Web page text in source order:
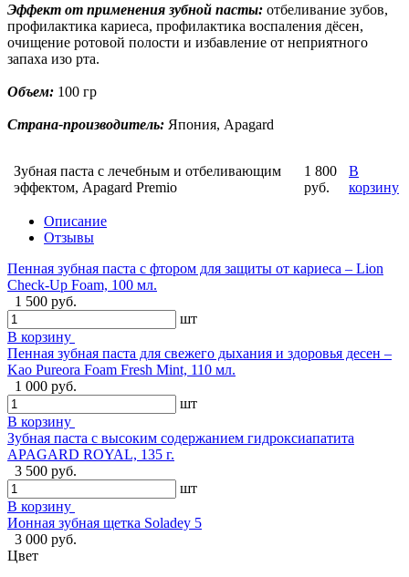
Эффект от применения зубной пасты: отбеливание зубов,
профилактика кариеса, профилактика воспаления дёсен,
очищение ротовой полости и избавление от неприятного
запаха изо рта.
Объем: 100 гр
Страна-производитель: Япония, Apagard
Зубная паста с лечебным и отбеливающим
эффектом, Apagard Premio
1 800
руб.
В
корзину
Описание
Отзывы
Пенная зубная паста с фтором для защиты от кариеса – Lion
Check-Up Foam, 100 мл.
1 500 руб.
шт
В корзину
Пенная зубная паста для свежего дыхания и здоровья десен –
Kao Pureora Foam Fresh Mint, 110 мл.
1 000 руб.
шт
В корзину
Зубная паста с высоким содержанием гидроксиапатита
APAGARD ROYAL, 135 г.
3 500 руб.
шт
В корзину
Ионная зубная щетка Soladey 5
3 000 руб.
Цвет